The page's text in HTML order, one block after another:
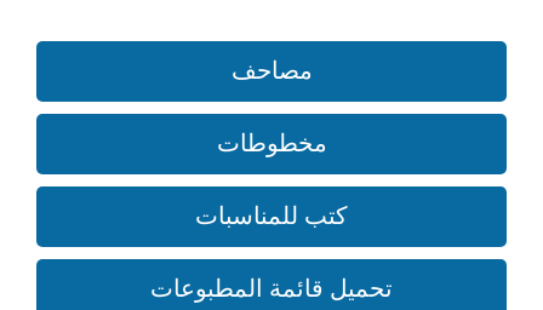
مصاحف
مخطوطات
كتب للمناسبات
تحميل قائمة المطبوعات